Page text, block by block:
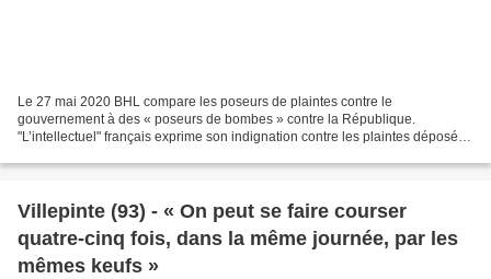
Le 27 mai 2020 BHL compare les poseurs de plaintes contre le
gouvernement à des « poseurs de bombes » contre la République.
"L’intellectuel" français exprime son indignation contre les plaintes déposées
Villepinte (93) - « On peut se faire courser
quatre-cinq fois, dans la même journée, par les
mêmes keufs »